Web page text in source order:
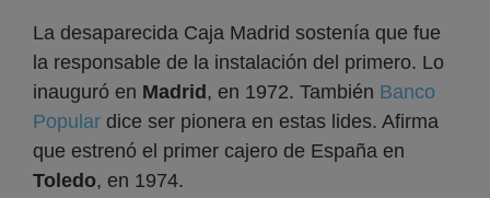
La desaparecida Caja Madrid sostenía que fue
la responsable de la instalación del primero. Lo
inauguró en Madrid , en 1972. También Banco
Popular dice ser pionera en estas lides. Afirma
que estrenó el primer cajero de España en
Toledo, en 1974.